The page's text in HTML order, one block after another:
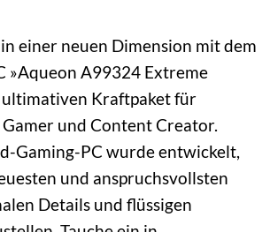
in einer neuen Dimension mit dem
»Aqueon A99324 Extreme
ultimativen Kraftpaket für
und Content Creator.
Gaming-PC wurde entwickelt,
und anspruchsvollsten
Details und flüssigen